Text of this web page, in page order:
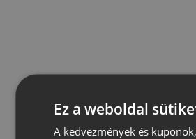
Ez a weboldal
A kedvezmények és